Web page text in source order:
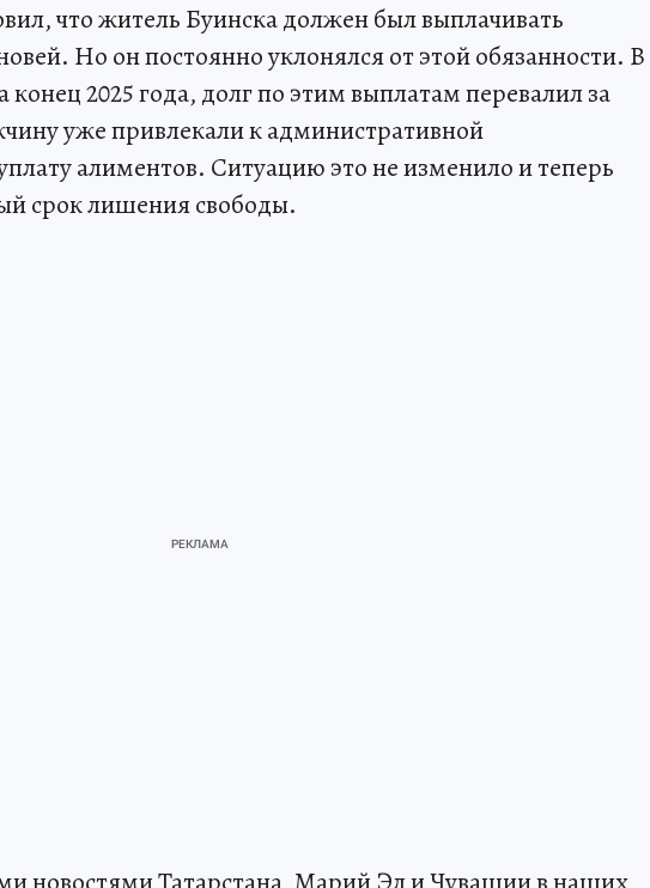
что житель Буинска должен был выплачивать
Но он постоянно уклонялся от этой обязанности. В
конец 2025 года, долг по этим выплатам перевалил за
уже привлекали к административной
алиментов. Ситуацию это не изменило и теперь
срок лишения свободы.